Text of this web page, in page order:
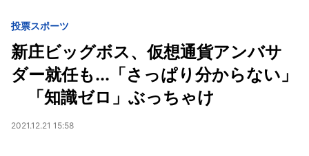
投票スポーツ
新庄ビッグボス、仮想通貨アンバサ
ダー就任も...「さっぱり分からない」
「知識ゼロ」ぶっちゃけ
2021.12.21 15:58